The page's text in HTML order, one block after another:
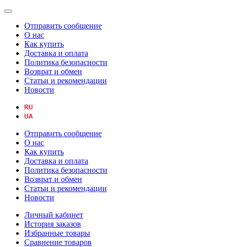
Отправить сообщение
О нас
Как купить
Доставка и оплата
Политика безопасности
Возврат и обмен
Статьи и рекомендации
Новости
Отправить сообщение
О нас
Как купить
Доставка и оплата
Политика безопасности
Возврат и обмен
Статьи и рекомендации
Новости
Личный кабинет
История заказов
Избранные товары
Сравнение товаров